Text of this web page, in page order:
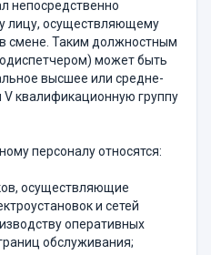
непосредственно
лицу, осуществляющему
смене. Таким должностным
может быть
высшее или средне-
V квалификационную группу
персоналу относятся:
осуществляющие
и сетей
оперативных
обслуживания;